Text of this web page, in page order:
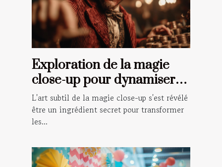
Exploration de la magie
close-up pour dynamiser
vos événements spéciaux
L'art subtil de la magie close-up s'est révélé
être un ingrédient secret pour transformer
les...